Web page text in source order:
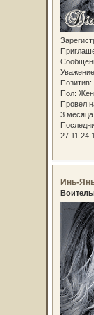
Позитив:
Пол:
Провел
3
27.11.24
Инь-